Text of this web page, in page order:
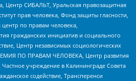
Центр СИБАЛЬТ, Уральская правозащитная
прав человека, Фонд защиты гласности,
центр по правам человека,
гражданских инициатив и социального
Центр независимых социологических
ПО ПРАВАМ ЧЕЛОВЕКА, Центр развития
учреждение в Калининграде Совета
содействие, Трансперенси